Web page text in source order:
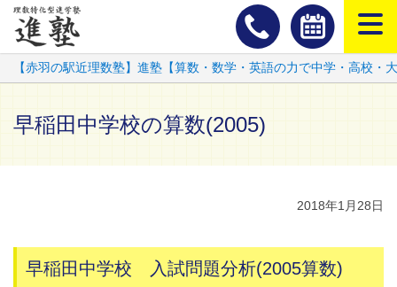
スマート
【赤羽の駅近理数塾】進塾【算数・数学・英語の力で中学・高校・
早稲田中学校の算数(2005)
2018年1月28日
早稲田中学校 入試問題分析(2005算数)